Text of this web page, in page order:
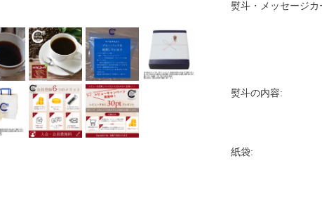
熨斗・メッセージカ
熨斗の内容:
紙袋: